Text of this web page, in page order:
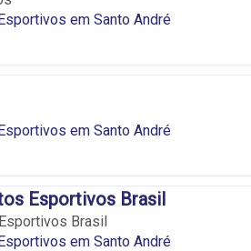
em Santo André
em Santo André
Esportivos Brasil
Brasil
em Santo André